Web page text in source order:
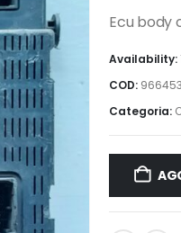
Ecu body
Availability:
COD:
Categoria: